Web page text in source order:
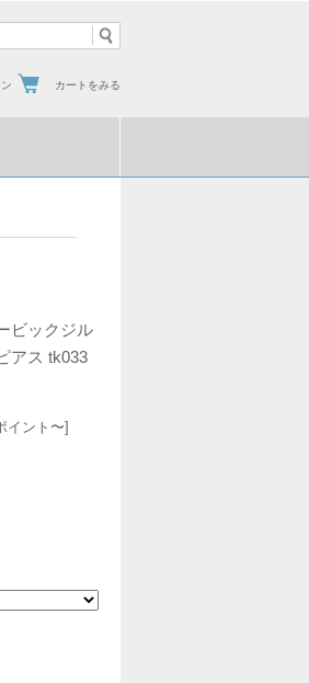
カートをみる
ビックジル
アス tk033
イント〜]